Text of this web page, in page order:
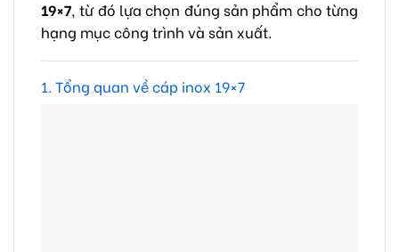
19×7 , từ đó lựa chọn đúng sản phẩm cho từng
hạng mục công trình và sản xuất.
1. Tổng quan về cáp inox 19×7